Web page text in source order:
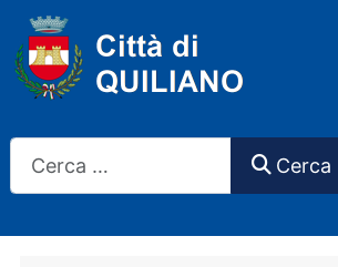
Cerca